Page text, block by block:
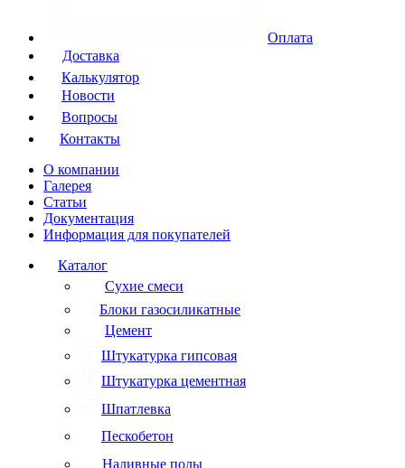
Оплата
Доставка
Калькулятор
Новости
Вопросы
Контакты
О компании
Галерея
Статьи
Документация
Информация для покупателей
Каталог
Сухие смеси
Блоки газосиликатные
Цемент
Штукатурка гипсовая
Штукатурка цементная
Шпатлевка
Пескобетон
Наливные полы